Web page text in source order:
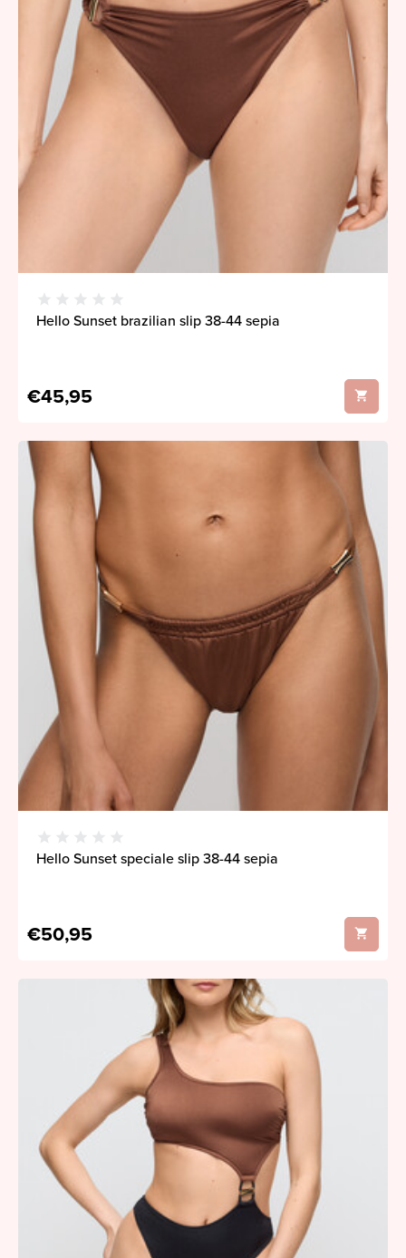
Hello Sunset brazilian slip 38-44 sepia
€45,95
Hello Sunset speciale slip 38-44 sepia
€50,95